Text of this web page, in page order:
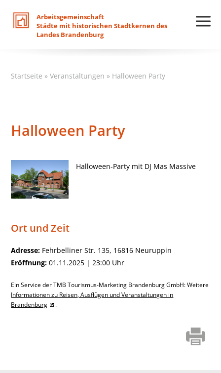
Arbeitsgemeinschaft
Städte mit historischen Stadtkernen des
Landes Brandenburg
Startseite »Veranstaltungen » Halloween Party
Halloween Party
Halloween-Party mit DJ Mas Massive
Ort und Zeit
Adresse: Fehrbelliner Str. 135, 16816 Neuruppin
Eröffnung: 01.11.2025 | 23:00 Uhr
Ein Service der TMB Tourismus-Marketing Brandenburg GmbH: Weitere
Informationen zu Reisen, Ausflügen und Veranstaltungen in
Brandenburg
.